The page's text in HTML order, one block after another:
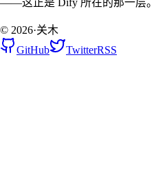
——这正是 Dify 所在的那一层。
© 2026·关木
GitHub
TwitterRSS